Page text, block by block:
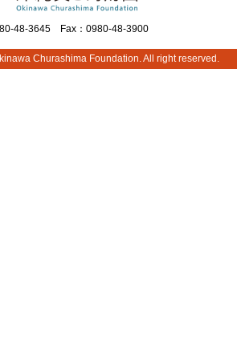
48-3645 Fax：0980-48-3900
Churashima Foundation. All right reserved.